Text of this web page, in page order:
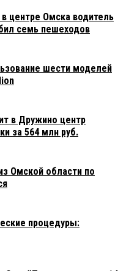
центре Омска водитель
семь пешеходов
шести моделей
в Дружино центр
за 564 млн руб.
Омской области по
процедуры: